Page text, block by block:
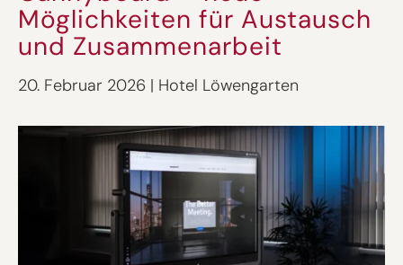
Möglichkeiten für Austausch
und Zusammenarbeit
20. Februar 2026 | Hotel Löwengarten